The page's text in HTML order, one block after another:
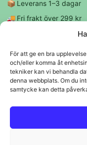
För att ge en bra
och/eller komma åt
tekniker kan vi behandla
denna webbplats. Om du
samtycke kan detta
📦 Leverans 1–3 dagar
🚚 Fri frakt över 299 kr
Följ oss
f ◎